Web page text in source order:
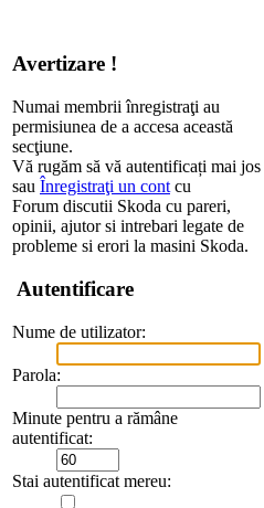
Avertizare !
Numai membrii înregistraţi au
permisiunea de a accesa această
secţiune.
Vă rugăm să vă autentificați mai jos
sau Înregistraţi un cont cu
Forum discutii Skoda cu pareri,
opinii, ajutor si intrebari legate de
probleme si erori la masini Skoda.
Autentificare
Nume de utilizator:
Parola:
Minute pentru a rămâne
autentificat:
Stai autentificat mereu: